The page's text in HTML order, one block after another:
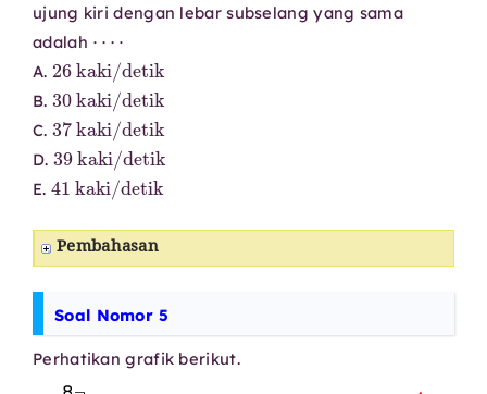
ujung kiri dengan lebar subselang yang sama
adalah
A.
26 kaki/detik
B.
30 kaki/detik
C.
37 kaki/detik
D.
39 kaki/detik
E.
41 kaki/detik
Pembahasan
Soal Nomor 5
Perhatikan grafik berikut.